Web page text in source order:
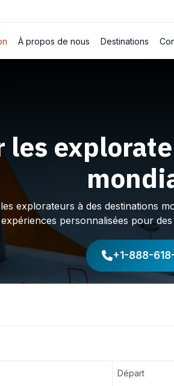
À propos de nous Destinations
les
explorateurs à des destinations
personnalisées pour
+1-888-
Départ